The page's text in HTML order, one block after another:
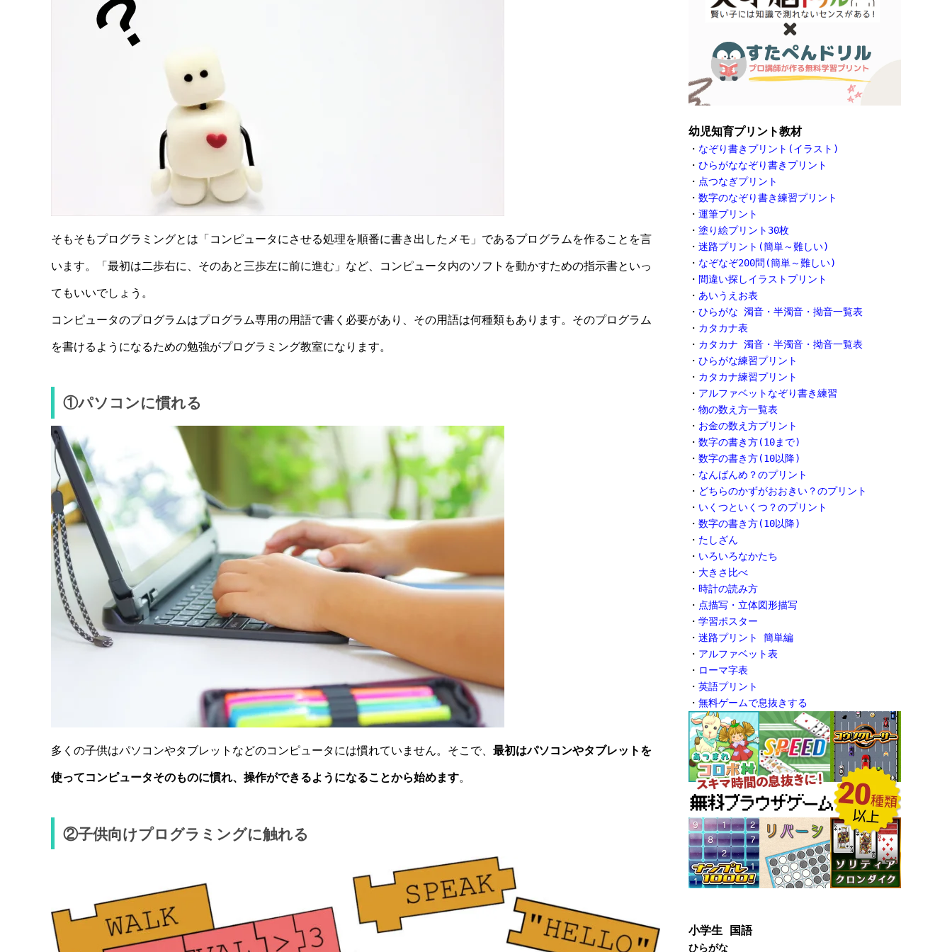
そもそもプログラミングとは 「コンピュータにさせる処理を順番に書き出したメモ」であるプログラムを作ることを言
います。「最初は二歩右に、そのあと三歩左に前に進む」など、コンピュータ内のソフトを動かすための指示書といっ
てもいいでしょう。
コンピュータのプログラムはプログラム専用の用語で書く必要があり、その用語は何種類もあります。そのプログラム
を書けるようになるための勉強がプログラミング教室になります。
①パソコンに慣れる
多くの子供はパソコンやタブレットなどのコンピュータには慣れていません。そこで、 最初はパソコンやタブレットを
使ってコンピュータそのものに慣れ、操作ができるようになることから始めます。
②子供向けプログラミングに触れる
幼児知育プリント教材
・ なぞり書きプリント(イラスト)
・ ひらがななぞり書きプリント
・ 点つなぎプリント
・ 数字のなぞり書き練習プリント
・ 運筆プリント
・ 塗り絵プリント30枚
・ 迷路プリント(簡単～難しい)
・ なぞなぞ200問(簡単～難しい)
・ 間違い探しイラストプリント
・ あいうえお表
・ ひらがな 濁音・半濁音・拗音一覧表
・ カタカナ表
・ カタカナ 濁音・半濁音・拗音一覧表
・ ひらがな練習プリント
・ カタカナ練習プリント
・ アルファベットなぞり書き練習
・ 物の数え方一覧表
・ お金の数え方プリント
・ 数字の書き方(10まで)
・ 数字の書き方(10以降)
・ なんばんめ？のプリント
・ どちらのかずがおおきい？のプリント
・ いくつといくつ？のプリント
・ 数字の書き方(10以降)
・ たしざん
・ いろいろなかたち
・ 大きさ比べ
・ 時計の読み方
・ 点描写・立体図形描写
・ 学習ポスター
・ 迷路プリント 簡単編
・ アルファベット表
・ ローマ字表
・ 英語プリント
・ 無料ゲームで息抜きする
小学生 国語
ひらがな